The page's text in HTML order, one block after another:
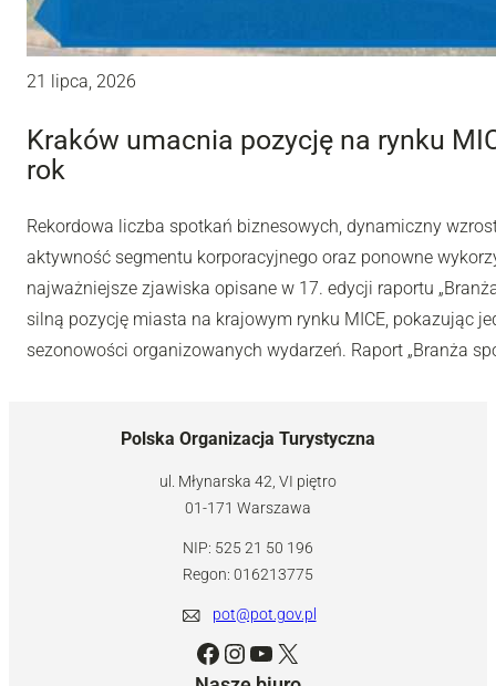
21 lipca, 2026
Kraków umacnia pozycję na rynku
rok
Rekordowa liczba spotkań biznesowych, dynamiczny
aktywność segmentu korporacyjnego oraz ponowne
najważniejsze zjawiska opisane w 17. edycji raportu
silną pozycję miasta na krajowym rynku MICE, pokazując
sezonowości organizowanych wydarzeń. Raport „Branża
Polska Organizacja Turystyczna
ul. Młynarska 42, VI piętro
01-171 Warszawa
NIP: 525 21 50 196
Regon: 016213775
pot@pot.gov.pl
Facebook Instagram YouTube X